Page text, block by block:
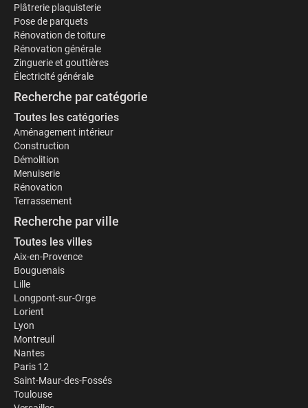
Plâtrerie plaquisterie
Pose de parquets
Rénovation de toiture
Rénovation générale
Zinguerie et gouttières
Électricité générale
Recherche par catégorie
Toutes les catégories
Aménagement intérieur
Construction
Démolition
Menuiserie
Rénovation
Terrassement
Recherche par ville
Toutes les villes
Aix-en-Provence
Bouguenais
Lille
Longpont-sur-Orge
Lorient
Lyon
Montreuil
Nantes
Paris 12
Saint-Maur-des-Fossés
Toulouse